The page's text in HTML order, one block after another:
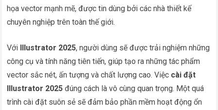
họa vector mạnh mẽ, được tin dùng bởi các nhà thiết kế
chuyên nghiệp trên toàn thế giới.
Với Illustrator 2025, người dùng sẽ được trải nghiệm những
công cụ và tính năng tiên tiến, giúp tạo ra những tác phẩm
vector sắc nét, ấn tượng và chất lượng cao. Việc cài đặt
Illustrator 2025 đúng cách là vô cùng quan trọng. Một quá
trình cài đặt suôn sẻ sẽ đảm bảo phần mềm hoạt động ổn